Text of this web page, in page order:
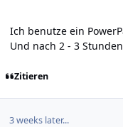
Ich benutze ein
Und nach 2 - 3
Zitieren
3 weeks later...